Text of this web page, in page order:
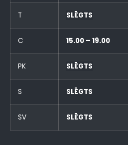
T SLĒGTS
C 15.00 – 19.00
PK SLĒGTS
S SLĒGTS
SV SLĒGTS